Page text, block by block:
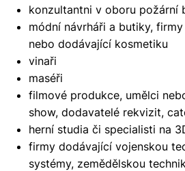
konzultantni v oboru požární
módní návrháři a butiky,
nebo dodávající kosmetiku
vinaři
maséři
filmové produkce, umělci
show, dodavatelé rekvizit,
herní studia či specialisti na
firmy dodávající vojenskou
systémy, zemědělskou